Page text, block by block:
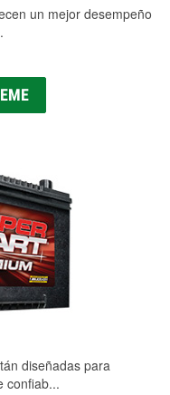
un mejor desempeño
diseñadas para
confiab...